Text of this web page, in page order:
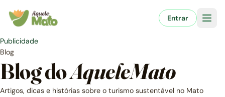
para
conteúdo
Entrar
Publicidade
Blog
Blog doAqueleMato
Artigos, dicas e histórias sobre o turismo sustentável no Mato